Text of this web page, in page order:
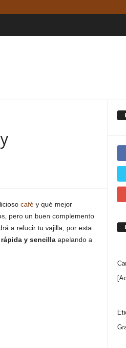
caféy qué mejor
pero un buen complemento
a relucir tu vajilla, por esta
y sencillaapelando a